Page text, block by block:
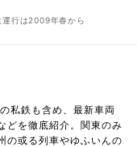
行は2009年春から
私鉄も含め、最新車両
どを徹底紹介。関東のみ
の或る列車やゆふいんの